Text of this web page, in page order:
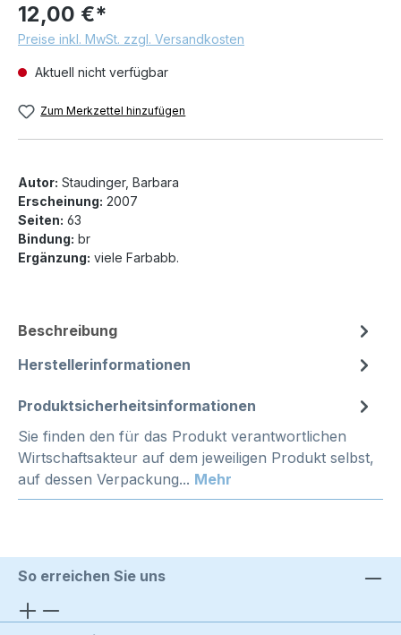
12,00 €*
Preise inkl. MwSt. zzgl. Versandkosten
Aktuell nicht verfügbar
Zum Merkzettel hinzufügen
Autor: Staudinger, Barbara
Erscheinung: 2007
Seiten: 63
Bindung: br
Ergänzung: viele Farbabb.
Beschreibung
Herstellerinformationen
Produktsicherheitsinformationen
Sie finden den für das Produkt verantwortlichen
Wirtschaftsakteur auf dem jeweiligen Produkt selbst,
auf dessen Verpackung... Mehr
So erreichen Sie uns